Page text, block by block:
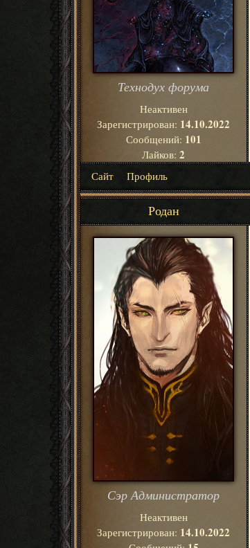
Технодух форума
Неактивен
Зарегистрирован: 14.10.2022
Сообщений: 101
Лайков: 2
Сайт Профиль
Родан
Сэр Администратор
Неактивен
Зарегистрирован: 14.10.2022